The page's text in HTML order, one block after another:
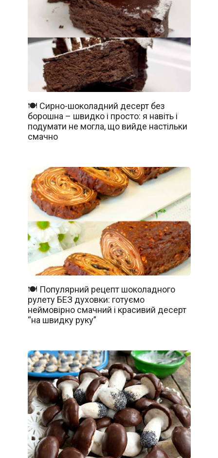
🍽️ Сирно-шоколадний десерт без
борошна – швидко і просто: я навіть і
подумати не могла, що вийде настільки
смачно
🍽️ Популярний рецепт шоколадного
рулету БЕЗ духовки: готуємо
неймовірно смачний і красивий десерт
“на швидку руку”